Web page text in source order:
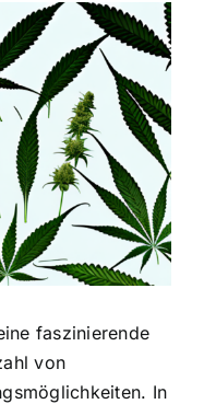
faszinierende
von
In